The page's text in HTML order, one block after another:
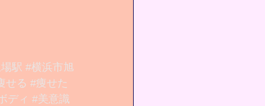
駅 #横浜市旭
せる #痩せた
ディ #美意識